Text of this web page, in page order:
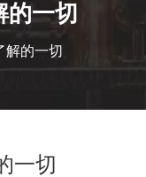
一切
解的一切
一切